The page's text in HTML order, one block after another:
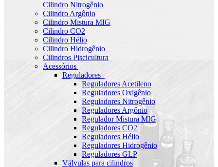
Cilindro Nitrogênio
Cilindro Argônio
Cilindro Mistura MIG
Cilindro CO2
Cilindro Hélio
Cilindro Hidrogênio
Cilindros Piscicultura
Acessórios
Reguladores
Reguladores Acetileno
Reguladores Oxigênio
Reguladores Nitrogênio
Reguladores Argônio
Regulador Mistura MIG
Reguladores CO2
Reguladores Hélio
Reguladores Hidrogênio
Reguladores GLP
Válvulas para cilindros